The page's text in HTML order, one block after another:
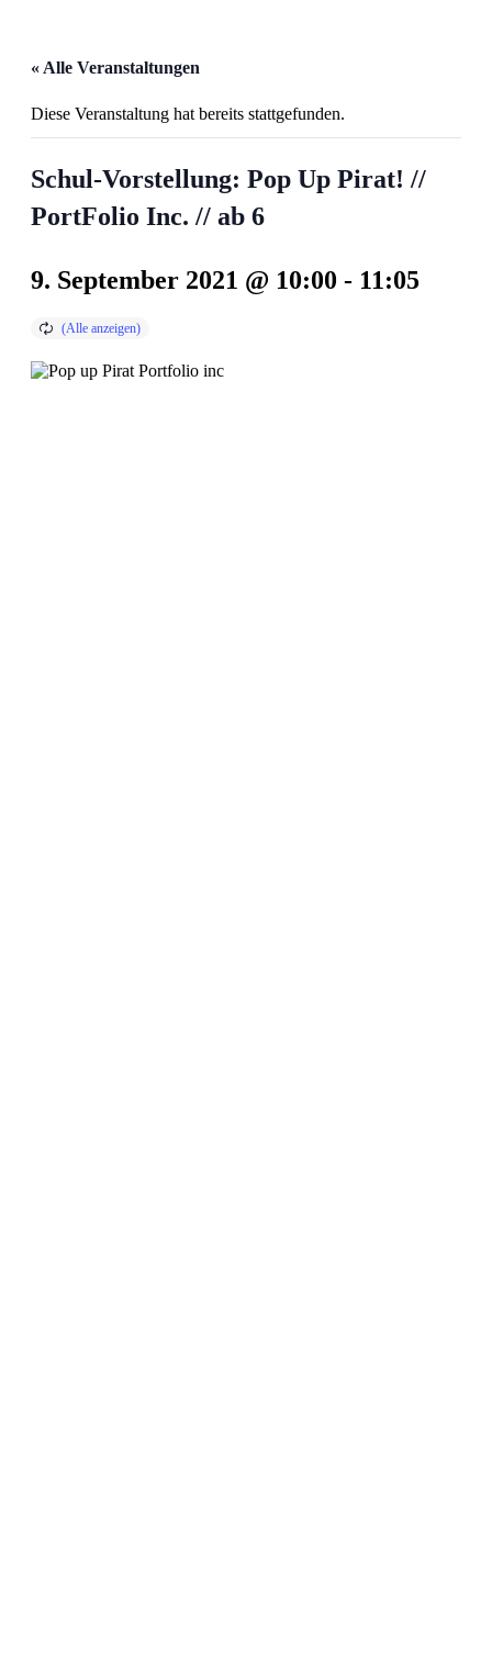
« Alle Veranstaltungen
Diese Veranstaltung hat bereits stattgefunden.
Schul-Vorstellung: Pop Up Pirat! //
PortFolio Inc. // ab 6
9. September 2021 @ 10:00 - 11:05